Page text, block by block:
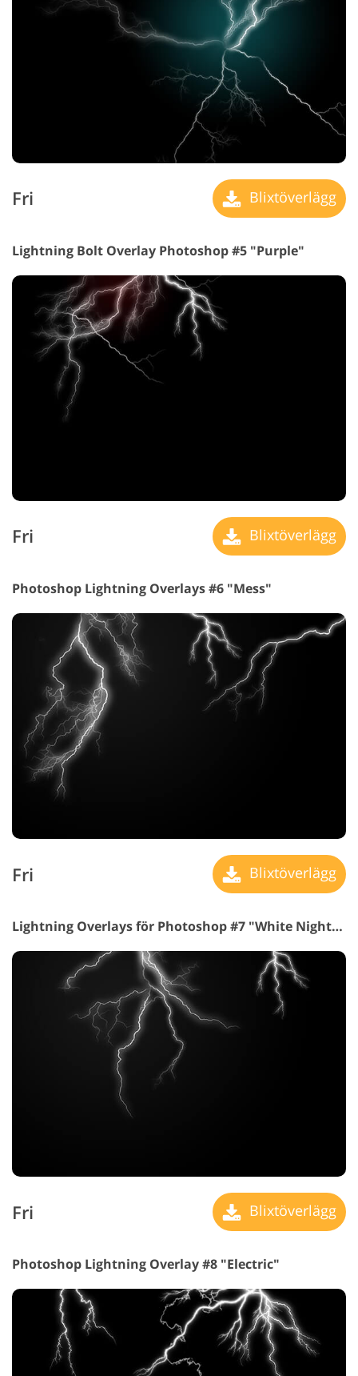
Fri Blixtöverlägg
Lightning Bolt Overlay Photoshop #5 "Purple"
Fri Blixtöverlägg
Photoshop Lightning Overlays #6 "Mess"
Fri Blixtöverlägg
Lightning Overlays för Photoshop #7 "White Nightmare"
Fri Blixtöverlägg
Photoshop Lightning Overlay #8 "Electric"